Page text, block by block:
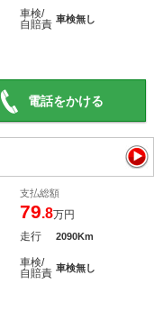
車検/
自賠責 車検無し
電話をかける
支払総額
79.8万円
走行 2090Km
車検/
自賠責 車検無し